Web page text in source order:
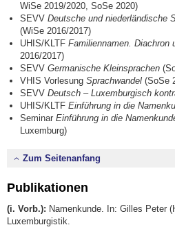
WiSe 2019/2020, SoSe 2020)
SEVVDeutsche und niederländische
(WiSe 2016/2017)
UHIS/KLTFFamiliennamen. Diachron
2016/2017)
SEVVGermanische Kleinsprachen
VHIS VorlesungSprachwandel (SoSe
SEVVDeutsch – Luxemburgisch
UHIS/KLTFEinführung in die
SeminarEinführung in die
Luxemburg)
Zum Seitenanfang
Publikationen
(i. Vorb.): Namenkunde. In: Gilles Peter
Luxemburgistik.